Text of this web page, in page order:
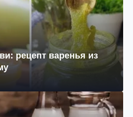
рецепт варенья из